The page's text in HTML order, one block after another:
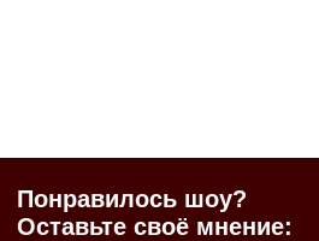
Понравилось шоу?
Оставьте своё мнение: